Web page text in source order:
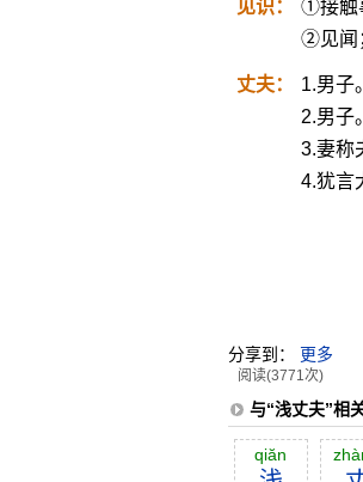
见识：
①接触
②见闻
丈夫：
1.男子
2.男子
3.妻称
4.犹言
分享到： 更多
阅读(3771次)
与“浅丈夫”相
qiăn